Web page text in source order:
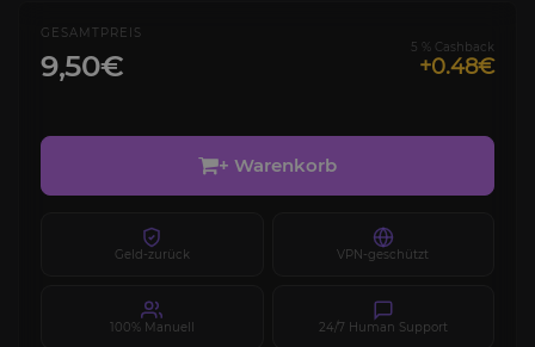
GESAMTPREIS
9,50€
5 % Cashback
+0.48€
+ Warenkorb
Geld-zurück VPN-geschützt
100% Manuell 24/7 Human Support